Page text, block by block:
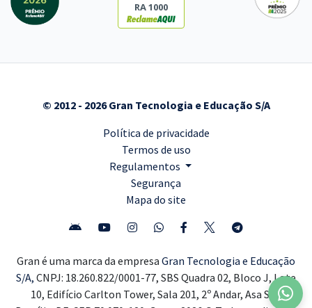
RA 1000
© 2012 - 2026 Gran Tecnologia e Educação S/A
Política de privacidade
Termos de uso
Regulamentos
Segurança
Mapa do site
Gran é uma marca da empresa Gran Tecnologia e Educação
S/A, CNPJ: 18.260.822/0001-77, SBS Quadra 02, Bloco J, Lote
10, Edifício Carlton Tower, Sala 201, 2º Andar, Asa Sul,